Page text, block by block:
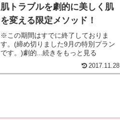
肌トラブルを劇的に美しく肌
を変える限定メソッド！
※この期間はすでに終了しておりま
す。(締め切りました9月の特別プラン
です。)劇的...続きをもっと見る
2017.11.28